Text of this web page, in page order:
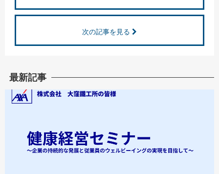
次の記事を見る
最新記事